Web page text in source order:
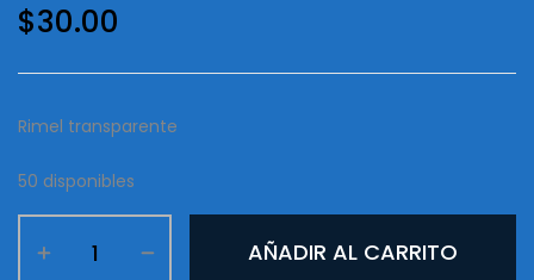
$30.00
Rimel transparente
50 disponibles
Transparente
AÑADIR AL CARRITO